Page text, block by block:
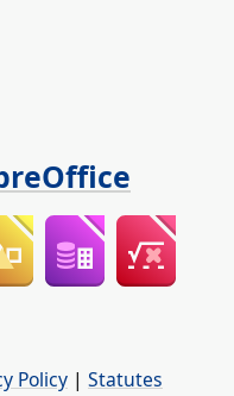
Policy | Statutes